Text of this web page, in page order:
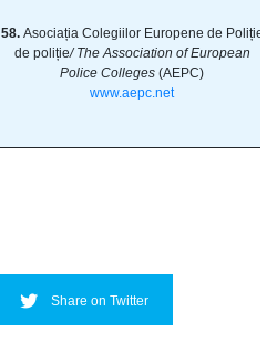
58. Asociația Colegiilor Europene de Poliție
de poliție/ The Association of European
Police Colleges (AEPC)
www.aepc.net
Share on Twitter